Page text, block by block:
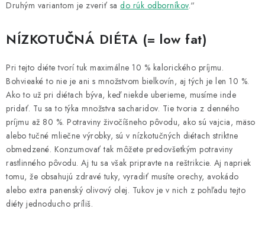
Druhým variantom je zveriť sa do rúk odborníkov.“
NÍZKOTUČNÁ DIÉTA (= low fat)
Pri tejto diéte tvorí tuk maximálne 10 % kalorického príjmu.
Bohvieaké to nie je ani s množstvom bielkovín, aj tých je len 10 %.
Ako to už pri diétach býva, keď niekde uberieme, musíme inde
pridať. Tu sa to týka množstva sacharidov. Tie tvoria z denného
príjmu až 80 %. Potraviny živočíšneho pôvodu, ako sú vajcia, mäso
alebo tučné mliečne výrobky, sú v nízkotučných diétach striktne
obmedzené. Konzumovať tak môžete predovšetkým potraviny
rastlinného pôvodu. Aj tu sa však pripravte na reštrikcie. Aj napriek
tomu, že obsahujú zdravé tuky, vyradiť musíte orechy, avokádo
alebo extra panenský olivový olej. Tukov je v nich z pohľadu tejto
diéty jednoducho príliš.